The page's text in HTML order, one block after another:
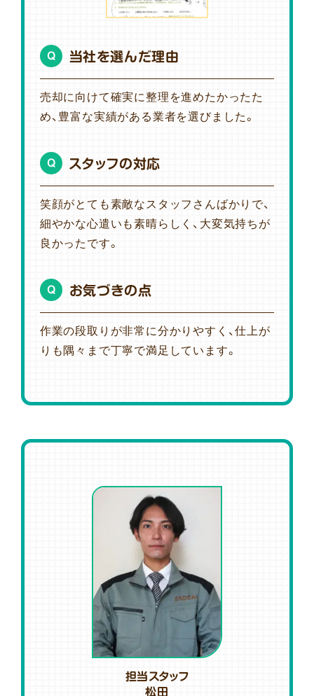
Q 当社を選んだ理由
売却に向けて確実に整理を進めたかったた
め、豊富な実績がある業者を選びました。
Q スタッフの対応
笑顔がとても素敵なスタッフさんばかりで、
細やかな心遣いも素晴らしく、大変気持ちが
良かったです。
Q お気づきの点
作業の段取りが非常に分かりやすく、仕上が
りも隅々まで丁寧で満足しています。
担当スタッフ
松田